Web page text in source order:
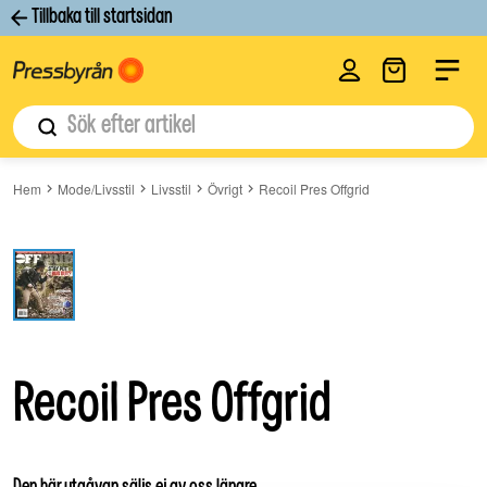
Tillbaka till startsidan
Logga in
Label
Sök
Hem Mode/Livsstil Livsstil Övrigt Recoil Pres OffgridSÄLJS INTE LÄNGRE
Recoil Pres Offgrid